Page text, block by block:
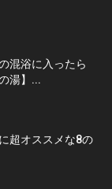
混浴に入ったら
湯】...
超オススメな8の